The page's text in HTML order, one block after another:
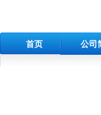
首页 公司